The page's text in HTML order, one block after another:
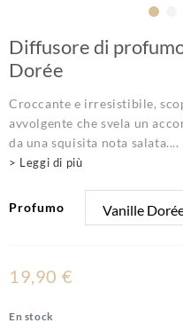
Diffusore di
Dorée
Croccante e irresistibile,
avvolgente che svela un
da una squisita nota salata....
> Leggi di più
Profumo
19,90 €
En stock